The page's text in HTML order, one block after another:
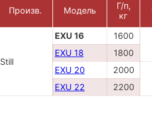
Произв. Модель
Г/п,
кг
Still
EXU 16
1600
EXU 18
1800
EXU 20
2000
EXU 22
2200